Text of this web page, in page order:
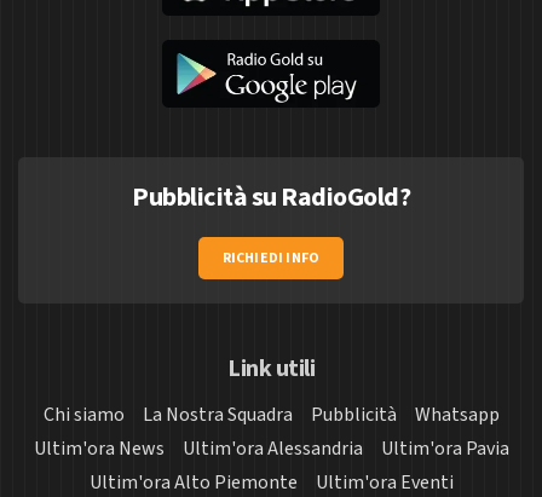
Pubblicità su RadioGold?
RICHIEDI INFO
Link utili
Chi siamo La Nostra Squadra Pubblicità
Whatsapp
Ultim'ora News
Ultim'ora Alessandria
Ultim'ora Pavia
Ultim'ora Alto Piemonte
Ultim'ora Eventi